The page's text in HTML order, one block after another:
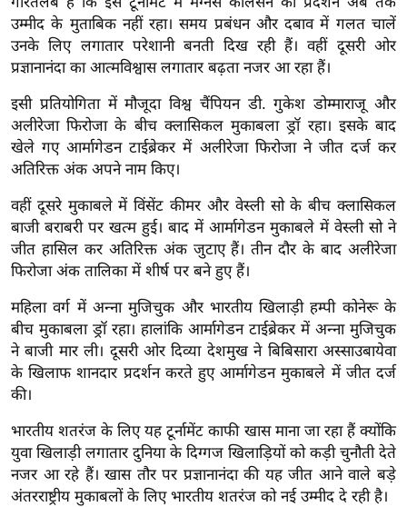
यं
ग
इं
डि
या
सा
हि
ज
ग
त
टो
व
र्ल्ड
न्यू
ब्री
फ
म
उम्मीद के मुताबिक नहीं रहा। समय प्रबंधन और दबाव में गलत चालें
उनके लिए लगातार परेशानी बनती दिख रही हैं। वहीं दूसरी ओर
प्रज्ञानानंदा का आत्मविश्वास लगातार बढ़ता नजर आ रहा हैं।
इसी प्रतियोगिता में मौजूदा विश्व चैंपियन डी. गुकेश डोम्माराजू और
अलीरेजा फिरोजा के बीच क्लासिकल मुकाबला ड्रॉ रहा। इसके बाद
खेले गए आर्मागेडन टाईब्रेकर में अलीरेजा फिरोजा ने जीत दर्ज कर
अतिरिक्त अंक अपने नाम किए।
वहीं दूसरे मुकाबले में विंसेंट कीमर और वेस्ली सो के बीच क्लासिकल
बाजी बराबरी पर खत्म हुई। बाद में आर्मागेडन मुकाबले में वेस्ली सो ने
जीत हासिल कर अतिरिक्त अंक जुटाए हैं। तीन दौर के बाद अलीरेजा
फिरोजा अंक तालिका में शीर्ष पर बने हुए हैं।
महिला वर्ग में अन्ना मुजिचुक और भारतीय खिलाड़ी हम्पी कोनेरू के
बीच मुकाबला ड्रॉ रहा। हालांकि आर्मागेडन टाईब्रेकर में अन्ना मुजिचुक
ने बाजी मार ली। दूसरी ओर दिव्या देशमुख ने बिबिसारा अस्साउबायेवा
के खिलाफ शानदार प्रदर्शन करते हुए आर्मागेडन मुकाबले में जीत दर्ज
की।
भारतीय शतरंज के लिए यह टूर्नामेंट काफी खास माना जा रहा हैं क्योंकि
युवा खिलाड़ी लगातार दुनिया के दिग्गज खिलाड़ियों को कड़ी चुनौती देते
नजर आ रहे हैं। खास तौर पर प्रज्ञानानंदा की यह जीत आने वाले बड़े
अंतरराष्ट्रीय मुकाबलों के लिए भारतीय शतरंज को नई उम्मीद दे रही है।